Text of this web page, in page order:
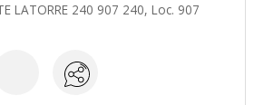
LATORRE 240 907 240, Loc. 907